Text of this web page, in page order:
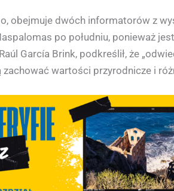
obejmuje dwóch informatorów z
po południu, ponieważ
García Brink, podkreślił, że
wartości przyrodnicze i